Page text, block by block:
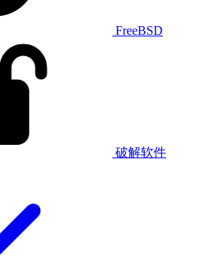
FreeBSD
破解软件